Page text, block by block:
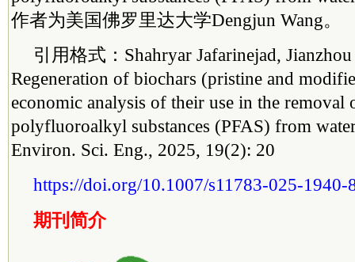
作者为美国佛罗里达大学Dengjun Wang。
引用格式：Shahryar Jafarinejad,
Regeneration of biochars (pristine and
economic analysis of their use in the removal
polyfluoroalkyl substances (PFAS) from
Environ. Sci. Eng., 2025, 19(2): 20
https://doi.org/10.1007/s11783-025-1940-
期刊简介